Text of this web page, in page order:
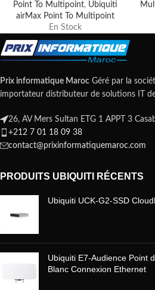
Point To Multipoint, Ubiquiti
airMax Point To Multipoint
En Stock
Prix informatique Maroc Géré par la
importateur distributeur de solutions IT
26, AV Mers Sultan ETG 1 APPT 3
+212 7 01 18 09 38
contact@prixinformatiquemaroc.com
PRODUITS UBIQUITI RÉCENTS
Ubiquiti UCK-G2-SSD
Ubiquiti E7-Audience Point
Blanc Connexion Ethernet